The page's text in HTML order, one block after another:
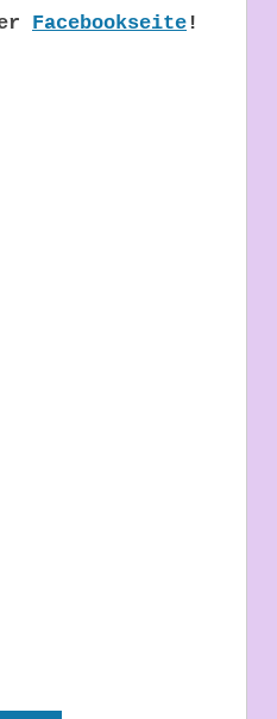
Facebookseite !